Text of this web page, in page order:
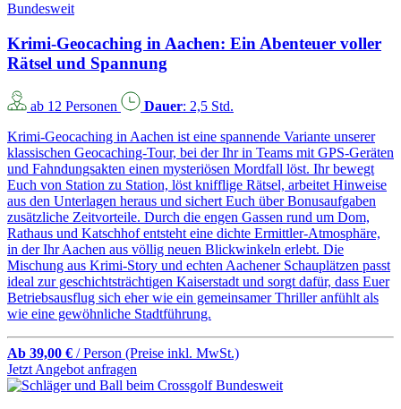
Bundesweit
Krimi-Geocaching in Aachen: Ein Abenteuer voller
Rätsel und Spannung
ab 12 Personen Dauer: 2,5 Std.
Krimi-Geocaching in Aachen ist eine spannende Variante unserer
klassischen Geocaching-Tour, bei der Ihr in Teams mit GPS-Geräten
und Fahndungsakten einen mysteriösen Mordfall löst. Ihr bewegt
Euch von Station zu Station, löst knifflige Rätsel, arbeitet Hinweise
aus den Unterlagen heraus und sichert Euch über Bonusaufgaben
zusätzliche Zeitvorteile. Durch die engen Gassen rund um Dom,
Rathaus und Katschhof entsteht eine dichte Ermittler-Atmosphäre,
in der Ihr Aachen aus völlig neuen Blickwinkeln erlebt. Die
Mischung aus Krimi-Story und echten Aachener Schauplätzen passt
ideal zur geschichtsträchtigen Kaiserstadt und sorgt dafür, dass Euer
Betriebsausflug sich eher wie ein gemeinsamer Thriller anfühlt als
wie eine gewöhnliche Stadtführung.
Ab 39,00 € / Person (Preise inkl. MwSt.)
Jetzt Angebot anfragen
Bundesweit